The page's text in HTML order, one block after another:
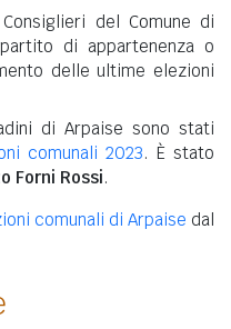
del Comune di
di appartenenza o
delle ultime elezioni
di Arpaise sono stati
comunali 2023. È stato
Forni Rossi.
comunali di Arpaise dal